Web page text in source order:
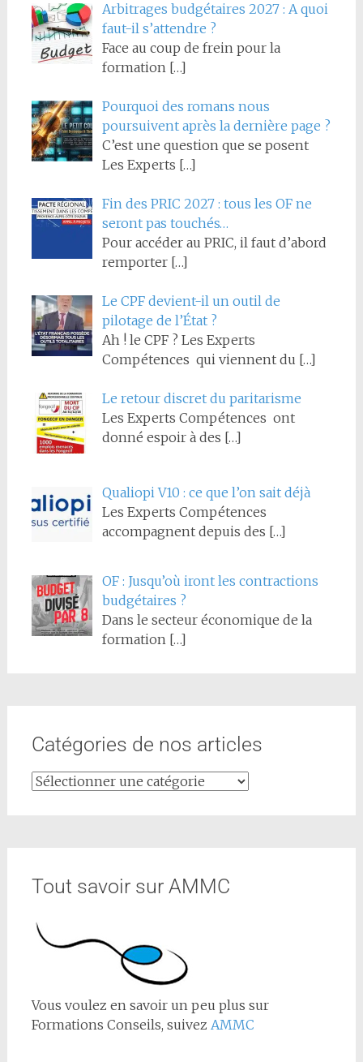
Arbitrages budgétaires 2027 : A quoi
faut-il s’attendre ?
Face au coup de frein pour la
formation […]
Pourquoi des romans nous
poursuivent après la dernière page ?
C’est une question que se posent
Les Experts […]
Fin des PRIC 2027 : tous les OF ne
seront pas touchés…
Pour accéder au PRIC, il faut d’abord
remporter […]
Le CPF devient-il un outil de
pilotage de l’État ?
Ah ! le CPF ? Les Experts
Compétences qui viennent du […]
Le retour discret du paritarisme
Les Experts Compétences ont
donné espoir à des […]
Qualiopi V10 : ce que l’on sait déjà
Les Experts Compétences
accompagnent depuis des […]
OF : Jusqu’où iront les contractions
budgétaires ?
Dans le secteur économique de la
formation […]
Catégories de nos articles
Tout savoir sur AMMC
Vous voulez en savoir un peu plus sur
Formations Conseils, suivez AMMC